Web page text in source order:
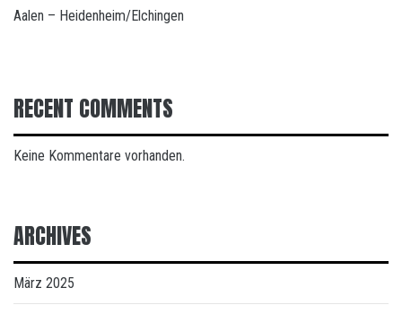
Aalen – Heidenheim/Elchingen
RECENT COMMENTS
Keine Kommentare vorhanden.
ARCHIVES
März 2025